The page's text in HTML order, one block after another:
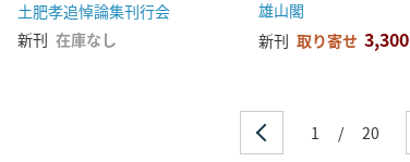
道の先史(近藤修)
環境(新美倫子)
(國木田大)
土肥孝追悼論集刊行会
新刊 在庫なし
雄山閣
新刊 取り寄せ
1 / 20